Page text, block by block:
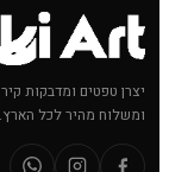
יצרן טפטים ומדבקות
ומשלוח מהיר לכל הארץ.